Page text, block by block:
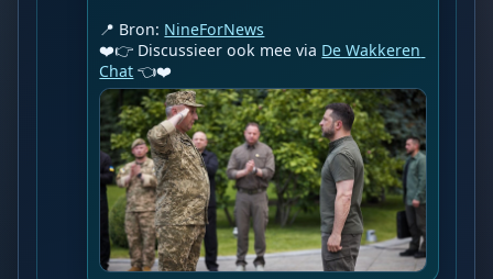
📍 Bron: NineForNews
❤️👉 Discussieer ook mee via De Wakkeren
Chat 👈❤️